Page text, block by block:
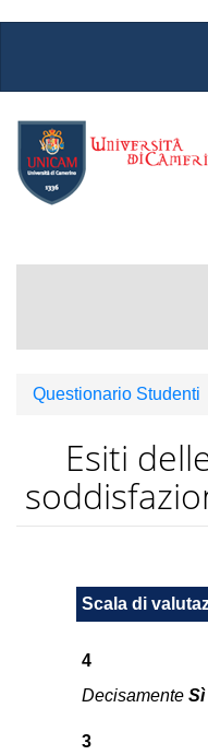
Questionario Studenti
Esiti
Scala di
4
Decisamente Sì
3